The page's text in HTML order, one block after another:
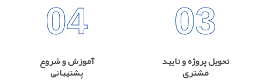
03
تحویل پروژه و تایید
مشتری
04
آموزش و شروع
پشتیبانی